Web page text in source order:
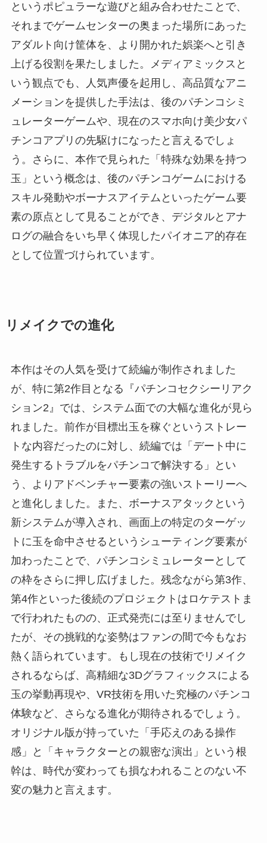
というポピュラーな遊びと組み合わせたことで、
それまでゲームセンターの奥まった場所にあった
アダルト向け筐体を、より開かれた娯楽へと引き
上げる役割を果たしました。メディアミックスと
いう観点でも、人気声優を起用し、高品質なアニ
メーションを提供した手法は、後のパチンコシミ
ュレーターゲームや、現在のスマホ向け美少女パ
チンコアプリの先駆けになったと言えるでしょ
う。さらに、本作で見られた「特殊な効果を持つ
玉」という概念は、後のパチンコゲームにおける
スキル発動やボーナスアイテムといったゲーム要
素の原点として見ることができ、デジタルとアナ
ログの融合をいち早く体現したパイオニア的存在
として位置づけられています。
リメイクでの進化
本作はその人気を受けて続編が制作されました
が、特に第2作目となる『パチンコセクシーリアク
ション2』では、システム面での大幅な進化が見ら
れました。前作が目標出玉を稼ぐというストレー
トな内容だったのに対し、続編では「デート中に
発生するトラブルをパチンコで解決する」とい
う、よりアドベンチャー要素の強いストーリーへ
と進化しました。また、ボーナスアタックという
新システムが導入され、画面上の特定のターゲッ
トに玉を命中させるというシューティング要素が
加わったことで、パチンコシミュレーターとして
の枠をさらに押し広げました。残念ながら第3作、
第4作といった後続のプロジェクトはロケテストま
で行われたものの、正式発売には至りませんでし
たが、その挑戦的な姿勢はファンの間で今もなお
熱く語られています。もし現在の技術でリメイク
されるならば、高精細な3Dグラフィックスによる
玉の挙動再現や、VR技術を用いた究極のパチンコ
体験など、さらなる進化が期待されるでしょう。
オリジナル版が持っていた「手応えのある操作
感」と「キャラクターとの親密な演出」という根
幹は、時代が変わっても損なわれることのない不
変の魅力と言えます。